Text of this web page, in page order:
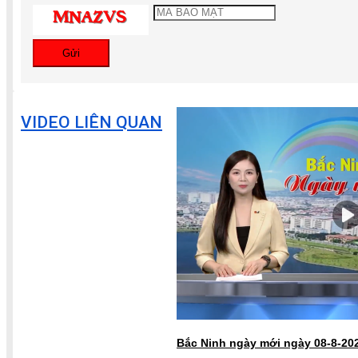
Gửi
VIDEO LIÊN QUAN
Bắc Ninh ngày mới ngày 08-8-